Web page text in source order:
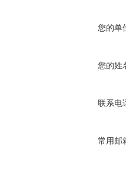
您的单
您的姓
联系电
常用邮